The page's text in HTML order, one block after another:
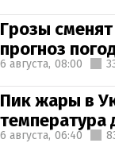
Грозы
прогноз
6 августа, 08:00
Пик жары в
температура
6 августа, 06:40